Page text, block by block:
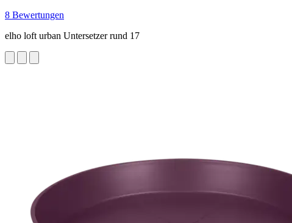
8 Bewertungen
elho loft urban Untersetzer rund 17